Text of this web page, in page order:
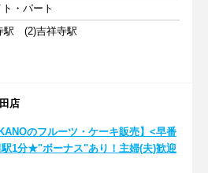
・パート
駅 (2)吉祥寺駅
店
のフルーツ・ケーキ販売】<早番
1分★"ボーナス"あり！主婦(夫)歓迎